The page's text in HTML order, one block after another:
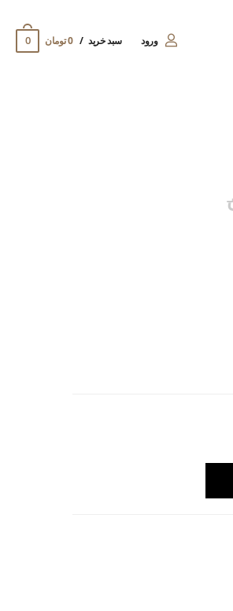
ورود سبد خرید 0 تومان 0